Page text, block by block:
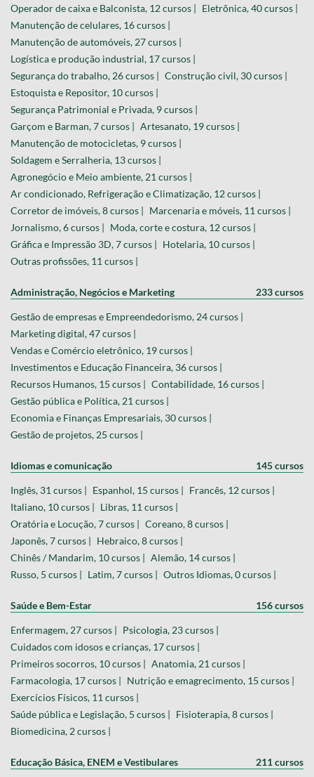
Operador de caixa e Balconista, 12 cursos | Eletrônica, 40 cursos |
Manutenção de celulares, 16 cursos |
Manutenção de automóveis, 27 cursos |
Logística e produção industrial, 17 cursos |
Segurança do trabalho, 26 cursos | Construção civil, 30 cursos |
Estoquista e Repositor, 10 cursos |
Segurança Patrimonial e Privada, 9 cursos |
Garçom e Barman, 7 cursos | Artesanato, 19 cursos |
Manutenção de motocicletas, 9 cursos |
Soldagem e Serralheria, 13 cursos |
Agronegócio e Meio ambiente, 21 cursos |
Ar condicionado, Refrigeração e Climatização, 12 cursos |
Corretor de imóveis, 8 cursos | Marcenaria e móveis, 11 cursos |
Jornalismo, 6 cursos | Moda, corte e costura, 12 cursos |
Gráfica e Impressão 3D, 7 cursos | Hotelaria, 10 cursos |
Outras profissões, 11 cursos |
Administração, Negócios e Marketing 233 cursos
Gestão de empresas e Empreendedorismo, 24 cursos |
Marketing digital, 47 cursos |
Vendas e Comércio eletrônico, 19 cursos |
Investimentos e Educação Financeira, 36 cursos |
Recursos Humanos, 15 cursos | Contabilidade, 16 cursos |
Gestão pública e Política, 21 cursos |
Economia e Finanças Empresariais, 30 cursos |
Gestão de projetos, 25 cursos |
Idiomas e comunicação 145 cursos
Inglês, 31 cursos | Espanhol, 15 cursos | Francês, 12 cursos |
Italiano, 10 cursos | Libras, 11 cursos |
Oratória e Locução, 7 cursos | Coreano, 8 cursos |
Japonês, 7 cursos | Hebraico, 8 cursos |
Chinês / Mandarim, 10 cursos | Alemão, 14 cursos |
Russo, 5 cursos | Latim, 7 cursos | Outros Idiomas, 0 cursos |
Saúde e Bem-Estar 156 cursos
Enfermagem, 27 cursos | Psicologia, 23 cursos |
Cuidados com idosos e crianças, 17 cursos |
Primeiros socorros, 10 cursos | Anatomia, 21 cursos |
Farmacologia, 17 cursos | Nutrição e emagrecimento, 15 cursos |
Exercícios Físicos, 11 cursos |
Saúde pública e Legislação, 5 cursos | Fisioterapia, 8 cursos |
Biomedicina, 2 cursos |
Educação Básica, ENEM e Vestibulares 211 cursos